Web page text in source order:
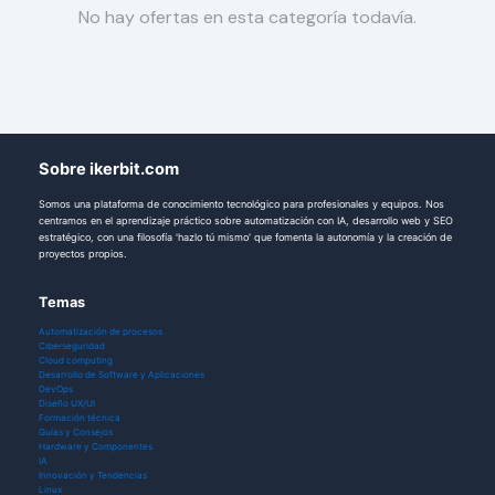
No hay ofertas en esta categoría todavía.
Sobre ikerbit.com
Somos una plataforma de conocimiento tecnológico para profesionales y equipos. Nos
centramos en el aprendizaje práctico sobre automatización con IA, desarrollo web y SEO
estratégico, con una filosofía 'hazlo tú mismo' que fomenta la autonomía y la creación de
proyectos propios.
Temas
Automatización de procesos
Ciberseguridad
Cloud computing
Desarrollo de Software y Aplicaciones
DevOps
Diseño UX/UI
Formación técnica
Guías y Consejos
Hardware y Componentes
IA
Innovación y Tendencias
Linux